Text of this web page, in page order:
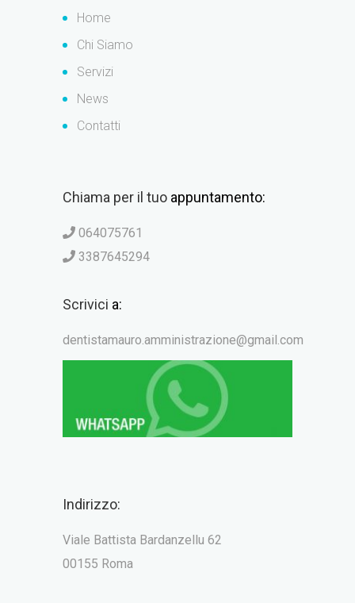
Home
Chi Siamo
Servizi
News
Contatti
Chiama per il tuo appuntamento:
064075761
3387645294
Scrivici a:
dentistamauro.amministrazione@gmail.com
Indirizzo:
Viale Battista Bardanzellu 62
00155 Roma